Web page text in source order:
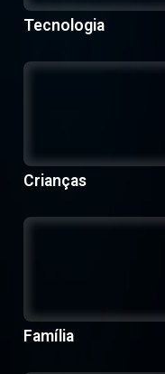
Tecnologia
Crianças
Família